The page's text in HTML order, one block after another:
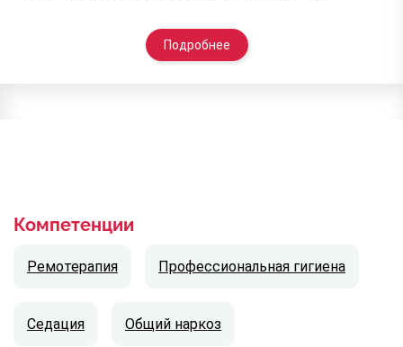
Подробнее
Компетенции
Ремотерапия Профессиональная гигиена
Седация Общий наркоз